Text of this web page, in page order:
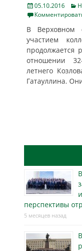
Posted
on
05.10.2016
В Верховном
участием
продолжается
отношении
летнего
Гатауллина.
перспективы
5 месяцев назад